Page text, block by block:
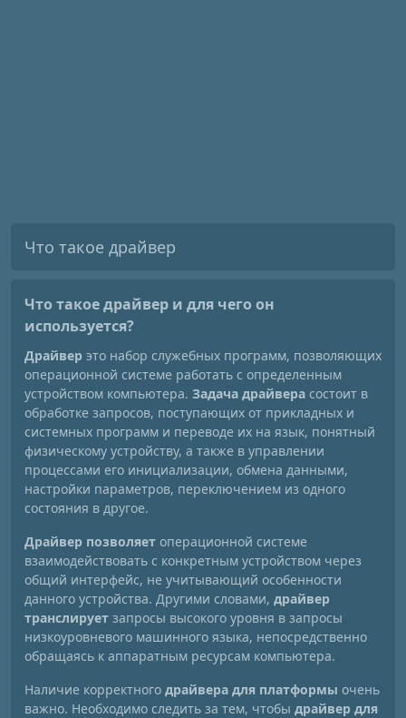
Что такое драйвер
Что такое драйвер и для чего он
используется?
Драйвер это набор служебных программ, позволяющих
операционной системе работать с определенным
устройством компьютера. Задача драйвера состоит в
обработке запросов, поступающих от прикладных и
системных программ и переводе их на язык, понятный
физическому устройству, а также в управлении
процессами его инициализации, обмена данными,
настройки параметров, переключением из одного
состояния в другое.
Драйвер позволяет операционной системе
взаимодействовать с конкретным устройством через
общий интерфейс, не учитывающий особенности
данного устройства. Другими словами, драйвер
транслирует запросы высокого уровня в запросы
низкоуровневого машинного языка, непосредственно
обращаясь к аппаратным ресурсам компьютера.
Наличие корректного драйвера для платформы очень
важно. Необходимо следить за тем, чтобы драйвер для